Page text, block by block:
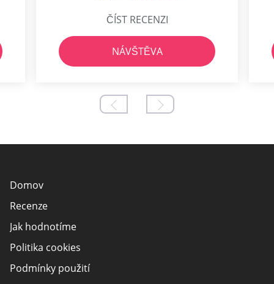
ČÍST RECENZI
NÁVŠTĚVA
Domov
Recenze
Jak hodnotíme
Politika cookies
Podmínky použití